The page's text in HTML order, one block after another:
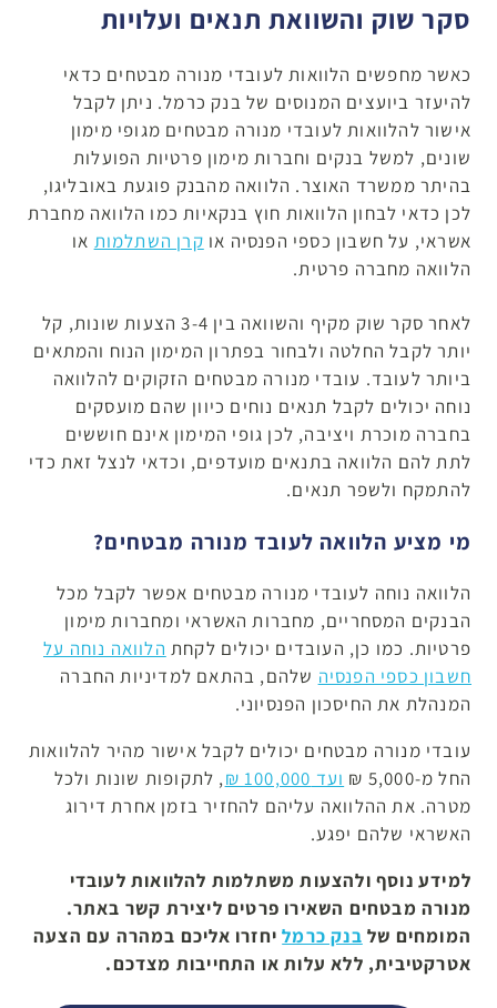
סקר שוק והשוואת תנאים ועלויות
כאשר מחפשים הלוואות לעובדי מנורה מבטחים כדאי
להיעזר ביועצים המנוסים של בנק כרמל. ניתן לקבל
אישור להלוואות לעובדי מנורה מבטחים מגופי מימון
שונים, למשל בנקים וחברות מימון פרטיות הפועלות
בהיתר ממשרד האוצר. הלוואה מהבנק פוגעת באובליגו,
לכן כדאי לבחון הלוואות חוץ בנקאיות כמו הלוואה מחברת
אשראי, על חשבון כספי הפנסיה או קרן השתלמות או
הלוואה מחברה פרטית.
לאחר סקר שוק מקיף והשוואה בין 3-4 הצעות שונות, קל
יותר לקבל החלטה ולבחור בפתרון המימון הנוח והמתאים
ביותר לעובד. עובדי מנורה מבטחים הזקוקים להלוואה
נוחה יכולים לקבל תנאים נוחים כיוון שהם מועסקים
בחברה מוכרת ויציבה, לכן גופי המימון אינם חוששים
לתת להם הלוואה בתנאים מועדפים, וכדאי לנצל זאת כדי
להתמקח ולשפר תנאים.
מי מציע הלוואה לעובד מנורה מבטחים?
הלוואה נוחה לעובדי מנורה מבטחים אפשר לקבל מכל
הבנקים המסחריים, מחברות האשראי ומחברות מימון
פרטיות. כמו כן, העובדים יכולים לקחת הלוואה נוחה על
חשבון כספי הפנסיה שלהם, בהתאם למדיניות החברה
המנהלת את החיסכון הפנסיוני.
עובדי מנורה מבטחים יכולים לקבל אישור מהיר להלוואות
החל מ-5,000 ₪
ועד 100,000 ₪
, לתקופות שונות ולכל
מטרה. את ההלוואה עליהם להחזיר בזמן אחרת דירוג
האשראי שלהם יפגע.
למידע נוסף ולהצעות משתלמות להלוואות לעובדי
מנורה מבטחים השאירו פרטים ליצירת קשר באתר.
המומחים של בנק כרמליחזרו אליכם במהרה עם הצעה
אטרקטיבית, ללא עלות או התחייבות מצדכם.